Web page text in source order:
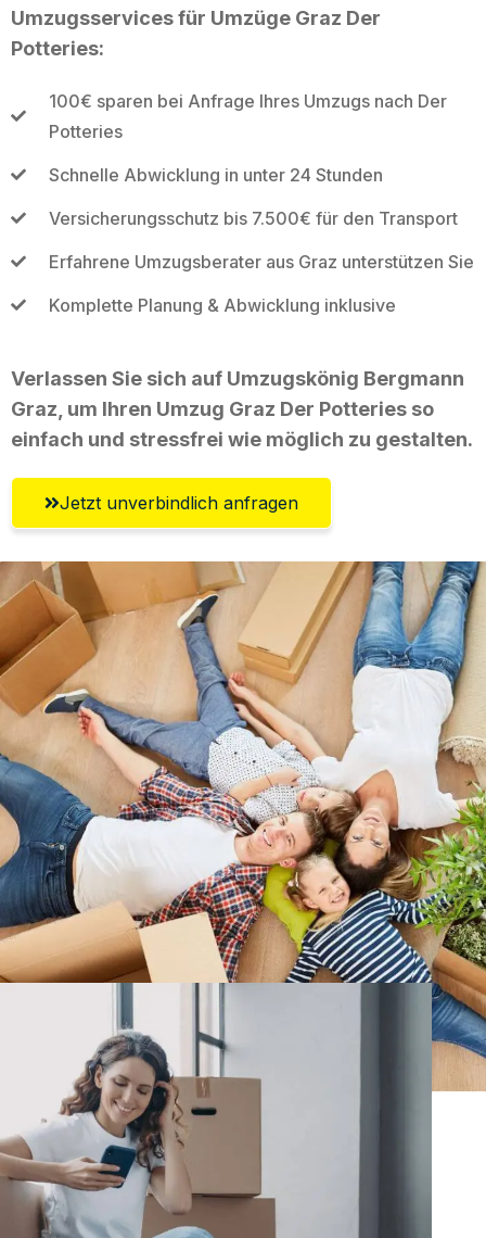
Umzugsservices für Umzüge Graz Der
Potteries:
100€ sparen bei Anfrage Ihres Umzugs nach Der
Potteries
Schnelle Abwicklung in unter 24 Stunden
Versicherungsschutz bis 7.500€ für den Transport
Erfahrene Umzugsberater aus Graz unterstützen Sie
Komplette Planung & Abwicklung inklusive
Verlassen Sie sich auf Umzugskönig Bergmann
Graz, um Ihren Umzug Graz Der Potteries so
einfach und stressfrei wie möglich zu gestalten.
Jetzt unverbindlich anfragen